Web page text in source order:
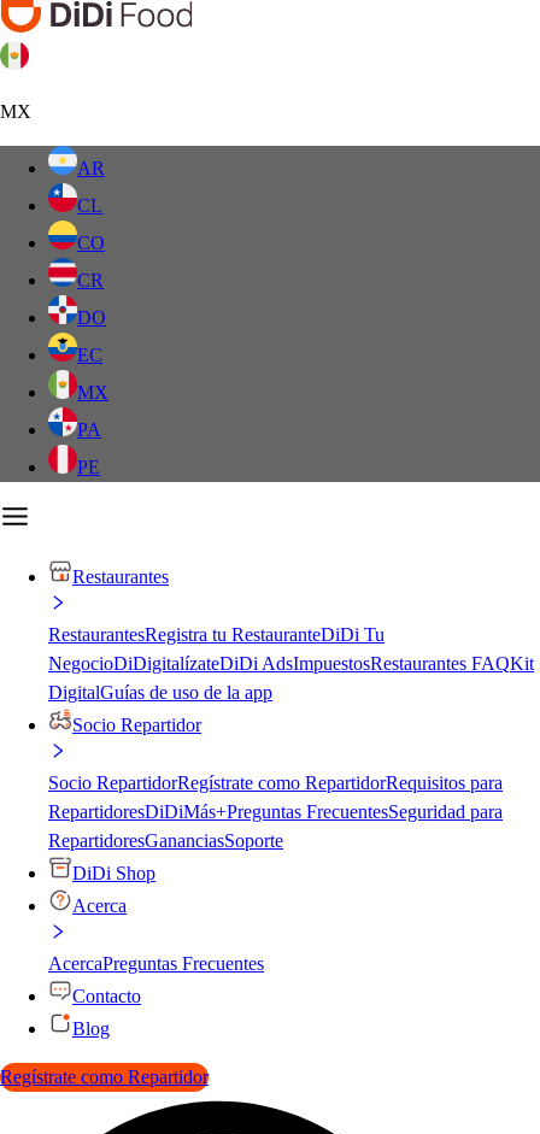
MX
AR
CL
CO
CR
DO
EC
MX
PA
PE
Restaurantes
RestaurantesRegistra tu RestauranteDiDi Tu
NegocioDiDigitalízateDiDi AdsImpuestosRestaurantes FAQKit
DigitalGuías de uso de la app
Socio Repartidor
Socio RepartidorRegístrate como RepartidorRequisitos para
RepartidoresDiDiMás+Preguntas FrecuentesSeguridad para
RepartidoresGananciasSoporte
DiDi Shop
Acerca
AcercaPreguntas Frecuentes
Contacto
Blog
Regístrate como Repartidor